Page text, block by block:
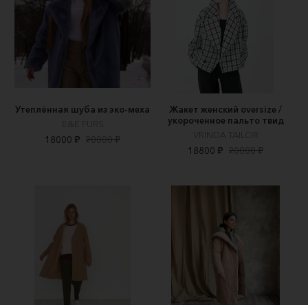
Утеплённая шуба из эко-меха
E&E FURS
18000 ₽ 20000 ₽
Жакет женский oversize /
укороченное пальто твид
VRINDA TAILOR
18800 ₽ 20000 ₽